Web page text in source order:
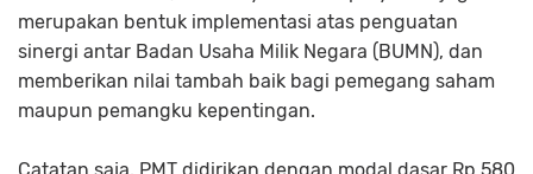
merupakan bentuk implementasi atas penguatan
sinergi antar Badan Usaha Milik Negara (BUMN), dan
memberikan nilai tambah baik bagi pemegang saham
maupun pemangku kepentingan.